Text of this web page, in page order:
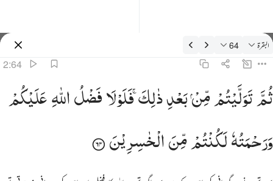
تفسیر: البقرة 2:64
البقرة 64
2:64
ثم توليتم من بعد ذالك فلولا فضل الله عليكم ورحمته لكنتم من الخاسرين ٦٤
ثُمَّ تَوَلَّيْتُم مِّنۢ بَعْدِ ذَٰلِكَ ۖ فَلَوْلَا فَضْلُ ٱللَّهِ عَلَيْكُمْ وَرَحْمَتُهُۥ لَكُنتُم مِّنَ ٱلْخَـٰسِرِينَ ٦٤
ثُمَّتَوَلَّیْتُمْمِّنْبَعْدِذٰلِكَ ۚفَلَوْلَافَضْلُاللّٰهِعَلَیْكُمْ
وَرَحْمَتُهٗلَكُنْتُمْمِّنَالْخٰسِرِیْنَ